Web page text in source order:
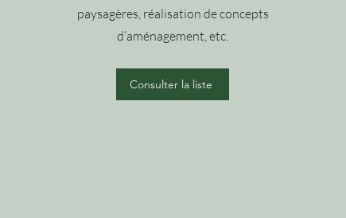
paysagères, réalisation de concepts
d’aménagement, etc.
Consulter la liste